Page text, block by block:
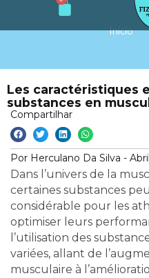
o
r
Início
Les caractéristiques
substances en
Compartilhar
Por Herculano Da Silva -
Dans l’univers de la
certaines substances
considérable pour les
optimiser leurs
l’utilisation des
variées, allant de
musculaire à